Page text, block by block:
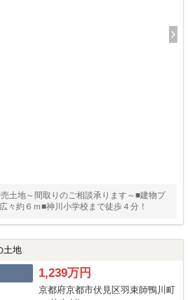
土地～間取りのご相談承ります～■建物プ
々約６ｍ■神川小学校まで徒歩４分！
土地
1,239万円
京都府京都市伏見区羽束師鴨川町